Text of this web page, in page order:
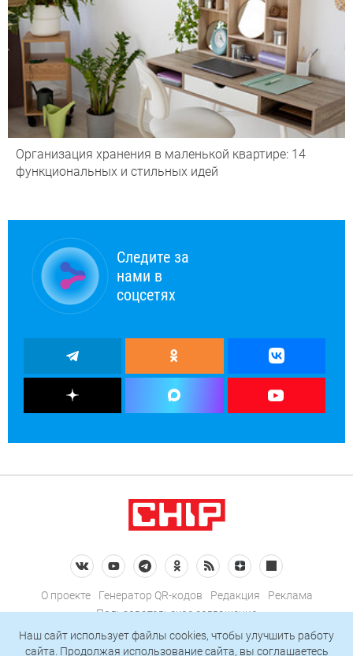
Организация хранения в маленькой квартире: 14
функциональных и стильных идей
Следите за
нами в
соцсетях
О проекте Генератор QR-кодов Редакция
Реклама
Пользовательское соглашение
Политика конфиденциальности
Наш сайт использует файлы cookies, чтобы улучшить работу
сайта. Продолжая использование сайта, вы соглашаетесь